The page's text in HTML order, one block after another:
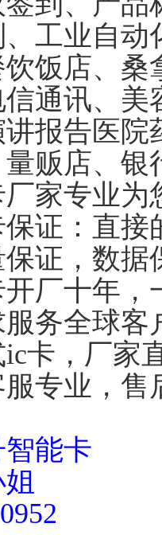
工业自
饭店、桑
信通讯、
报告医
贩店、
家专业为
证：直
证，数据
厂十年
务全球
ic卡，厂家
专业，
能卡